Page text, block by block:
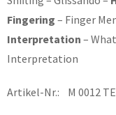
Fingering – Finger
Interpretation –
Interpretation
Artikel-Nr.: M 0012 TE